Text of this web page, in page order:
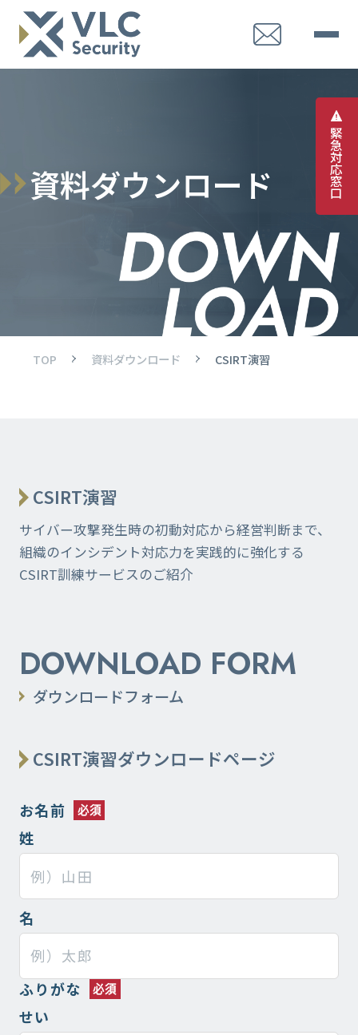
緊
急
対
応
窓
口
資料ダウンロー ド
TOP 資料ダウンロード CSIRT演習
CSIRT演習
サイバー攻撃発生時の初動対応から経営判断まで、
組織のインシデント対応力を実践的に強化する
CSIRT訓練サービスのご紹介
DOWNLOAD FORM
ダウンロードフォーム
CSIRT演習ダウンロードページ
お名前
姓
名
ふりがな
せい